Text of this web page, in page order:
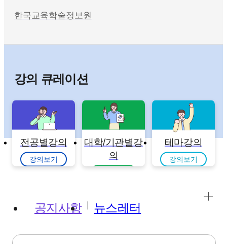
한국교육학술정보원
강의 큐레이션
전공별강의
강의보기
대학/기관별강
의
테마강의
강의보기
공지사항 뉴스레터